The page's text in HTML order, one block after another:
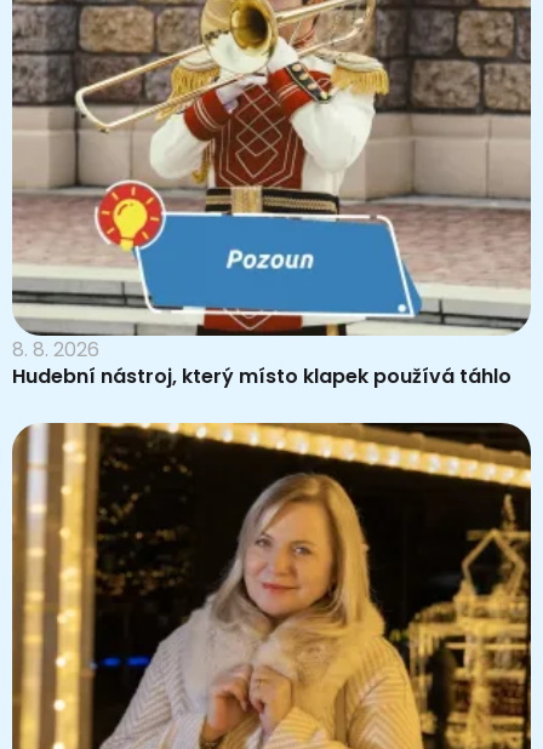
8. 8. 2026
Hudební nástroj, který místo klapek používá táhlo